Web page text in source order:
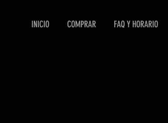
INICIO COMPRAR FAQ Y HORARIO